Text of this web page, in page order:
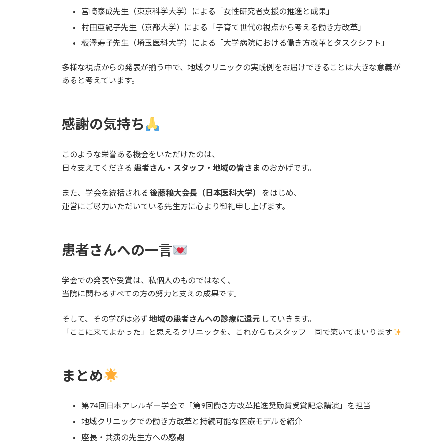
宮崎泰成先生（東京科学大学）による「女性研究者支援の推進と成果」
村田亜紀子先生（京都大学）による「子育て世代の視点から考える働き方改革」
板澤寿子先生（埼玉医科大学）による「大学病院における働き方改革とタスクシフト」
多様な視点からの発表が揃う中で、地域クリニックの実践例をお届けできることは大きな意義が
あると考えています。
感謝の気持ち
このような栄誉ある機会をいただけたのは、
日々支えてくださる 患者さん・スタッフ・地域の皆さま のおかげです。
また、学会を統括される後藤穣大会長（日本医科大学）
をはじめ、
運営にご尽力いただいている先生方に心より御礼申し上げます。
患者さんへの一言
学会での発表や受賞は、私個人のものではなく、
当院に関わるすべての方の努力と支えの成果です。
そして、その学びは必ず地域の患者さんへの診療に還元 していきます。
「ここに来てよかった」と思えるクリニックを、これからもスタッフ一同で築いてまいります
まとめ
第74回日本アレルギー学会で「第9回働き方改革推進奨励賞受賞記念講演」を担当
地域クリニックでの働き方改革と持続可能な医療モデルを紹介
座長・共演の先生方への感謝